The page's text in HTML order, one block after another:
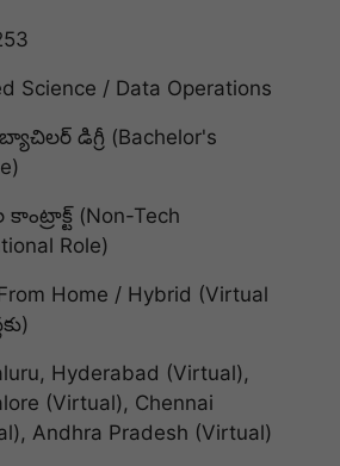
Science / Data Operations
డిగ్రీ (Bachelor's
(Non-Tech
Role)
Home / Hybrid (Virtual
Hyderabad (Virtual),
(Virtual), Chennai
Andhra Pradesh (Virtual)